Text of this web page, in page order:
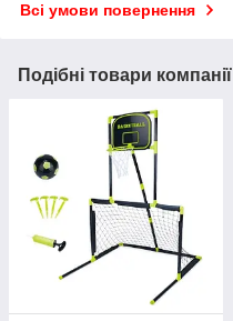
Всі умови повернення
Подібні товари компанії